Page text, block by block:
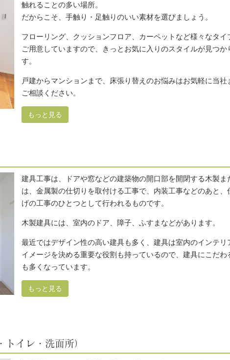
触れることの多い場所。
だからこそ、手触り・足触りのいい素材を選びましょう。
フローリング、クッションフロア、カーペットなど様々なタイ
ご用意していますので、きっとお気に入りのスタイルが見つか
す。
戸建からマンションまで、床張り替えのお悩みはお気軽に当社
ご相談ください。
もっと見る
建具工事は、ドアや窓などの建築物の開口部を開閉する木製ま
は、金属製の仕切りを取付ける工事で、内装工事などのあと、
げの工事のひとつとして行われるものです。
木製建具には、室内のドア、障子、ふすまなどがあります。
最近ではデザイン性の高い建具も多く、建具は室内のインテリ
イメージを決める重要な役割も持っているので、建具にこだわ
も多くなっています。
もっと見る
イレ・洗面所）